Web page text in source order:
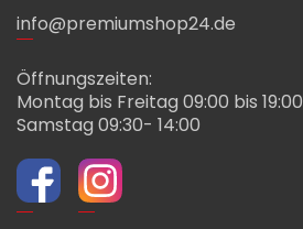
info@premiumshop24.de
Öffnungszeiten:
Montag bis Freitag 09:00 bis 19:00
Samstag 09:30- 14:00